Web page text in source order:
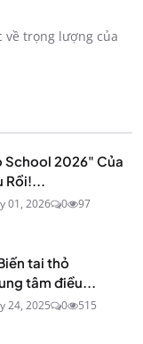
trọng lượng của
School 2026" Của
Rồi!...
01, 2026 0 97
tai thỏ
tâm điều...
24, 2025 0 515